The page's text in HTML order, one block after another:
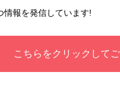
情報を発信しています!
こちらをクリックして